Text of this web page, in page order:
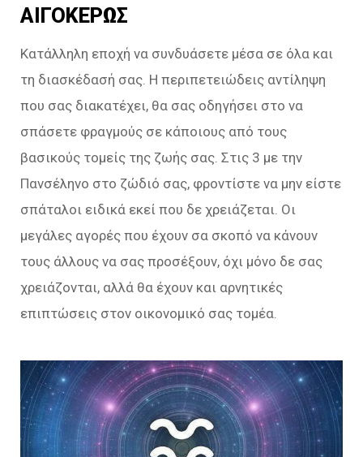
ΑΙΓΟΚΕΡΩΣ
Κατάλληλη εποχή να συνδυάσετε μέσα σε όλα και
τη διασκέδασή σας. Η περιπετειώδεις αντίληψη
που σας διακατέχει, θα σας οδηγήσει στο να
σπάσετε φραγμούς σε κάποιους από τους
βασικούς τομείς της ζωής σας. Στις 3 με την
Πανσέληνο στο ζώδιό σας, φροντίστε να μην είστε
σπάταλοι ειδικά εκεί που δε χρειάζεται. Οι
μεγάλες αγορές που έχουν σα σκοπό να κάνουν
τους άλλους να σας προσέξουν, όχι μόνο δε σας
χρειάζονται, αλλά θα έχουν και αρνητικές
επιπτώσεις στον οικονομικό σας τομέα.